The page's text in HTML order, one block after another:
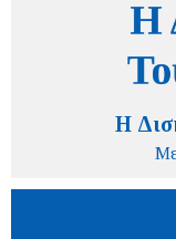
Η